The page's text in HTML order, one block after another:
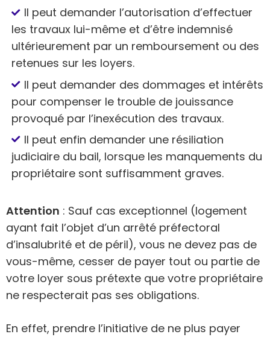
Il peut demander l’autorisation d’effectuer
les travaux lui-même et d’être indemnisé
ultérieurement par un remboursement ou des
retenues sur les loyers.
Il peut demander des dommages et intérêts
pour compenser le trouble de jouissance
provoqué par l’inexécution des travaux.
Il peut enfin demander une résiliation
judiciaire du bail, lorsque les manquements du
propriétaire sont suffisamment graves.
Attention : Sauf cas exceptionnel (logement
ayant fait l’objet d’un arrêté préfectoral
d’insalubrité et de péril), vous ne devez pas de
vous-même, cesser de payer tout ou partie de
votre loyer sous prétexte que votre propriétaire
ne respecterait pas ses obligations.
En effet, prendre l’initiative de ne plus payer